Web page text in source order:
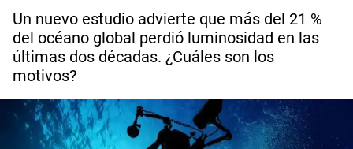
Un nuevo estudio advierte que más del 21 %
del océano global perdió luminosidad en las
últimas dos décadas. ¿Cuáles son los
motivos?